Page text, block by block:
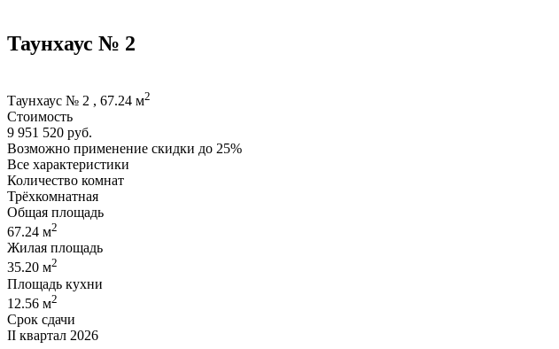
Таунхаус № 2
Таунхаус № 2 , 67.24 м2
Стоимость
9 951 520 руб.
Возможно применение скидки до 25%
Все характеристики
Количество комнат
Трёхкомнатная
Общая площадь
67.24 м2
Жилая площадь
35.20 м2
Площадь кухни
12.56 м2
Срок сдачи
II квартал 2026